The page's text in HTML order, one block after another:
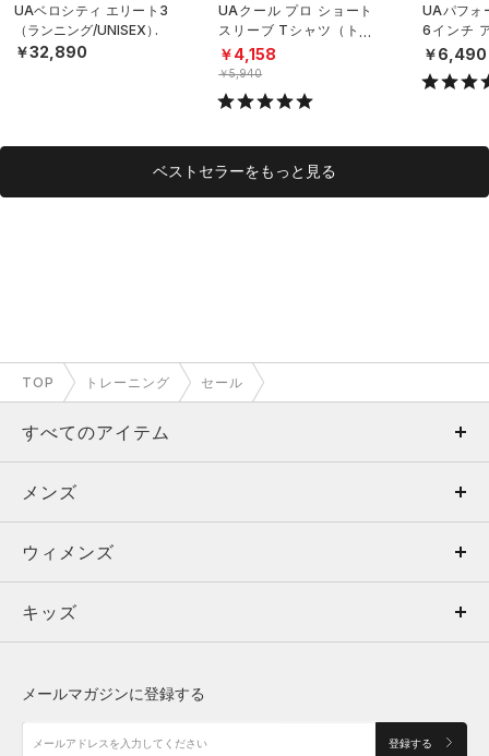
UAベロシティ エリート3
（ランニング/UNISEX）
￥32,890
UAクール プロ ショート
スリーブ Tシャツ（トレ
ーニング/MEN）
￥4,158
￥5,940
UAパフォ
6インチ
（3枚セッ
￥6,490
ベストセラーをもっと見る
TOP トレーニング セール
すべてのアイテム
メンズ
ウィメンズ
キッズ
アクセサリー
メンズ
トップス
ボトムス
アクセサリー
ウィメンズ
トップス
シューズ
キッズ
メールマガジンに登録する
登録する